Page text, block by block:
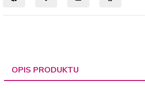
OPIS PRODUKTU